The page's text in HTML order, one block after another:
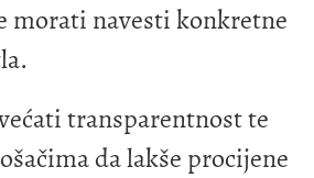
morati navesti konkretne
transparentnost te
da lakše procijene